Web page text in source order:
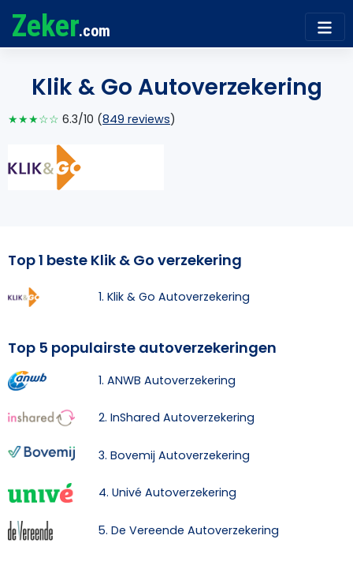
Zeker.com
Klik & Go Autoverzekering
★★★☆☆ 6.3/10 (849 reviews)
Top 1 beste Klik & Go verzekering
1. Klik & Go Autoverzekering
Top 5 populairste autoverzekeringen
1. ANWB Autoverzekering
2. InShared Autoverzekering
3. Bovemij Autoverzekering
4. Univé Autoverzekering
5. De Vereende Autoverzekering